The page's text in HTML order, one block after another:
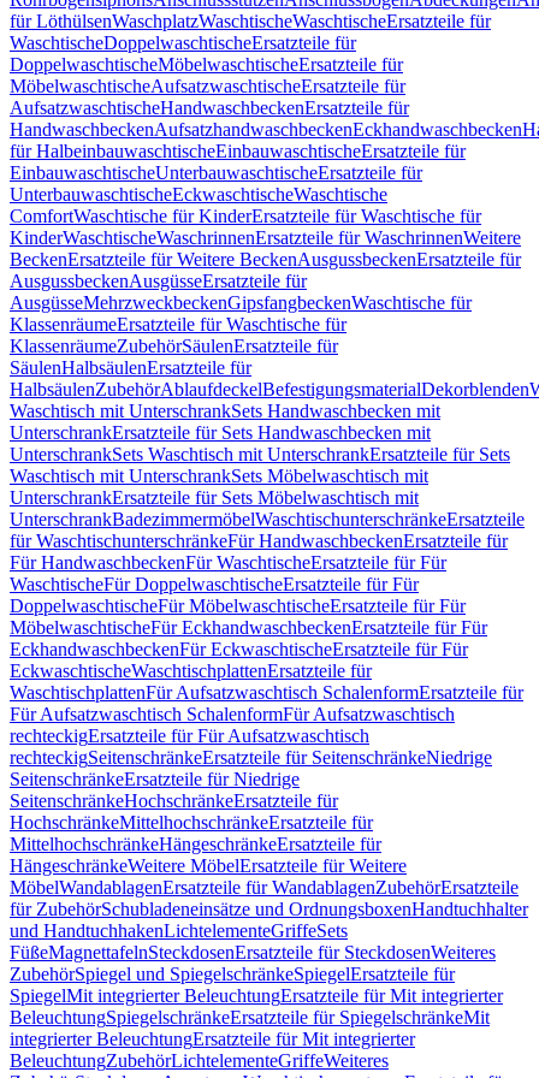
für LöthülsenWaschplatzWaschtischeWaschtischeErsatzteile für
WaschtischeDoppelwaschtischeErsatzteile für
DoppelwaschtischeMöbelwaschtischeErsatzteile für
MöbelwaschtischeAufsatzwaschtischeErsatzteile für
AufsatzwaschtischeHandwaschbeckenErsatzteile für
HandwaschbeckenAufsatzhandwaschbeckenEckhandwaschbecken
für HalbeinbauwaschtischeEinbauwaschtischeErsatzteile für
EinbauwaschtischeUnterbauwaschtischeErsatzteile für
UnterbauwaschtischeEckwaschtischeWaschtische
ComfortWaschtische für KinderErsatzteile für Waschtische für
KinderWaschtischeWaschrinnenErsatzteile für WaschrinnenWeitere
BeckenErsatzteile für Weitere BeckenAusgussbeckenErsatzteile für
AusgussbeckenAusgüsseErsatzteile für
AusgüsseMehrzweckbeckenGipsfangbeckenWaschtische für
KlassenräumeErsatzteile für Waschtische für
KlassenräumeZubehörSäulenErsatzteile für
SäulenHalbsäulenErsatzteile für
HalbsäulenZubehörAblaufdeckelBefestigungsmaterialDekorblenden
Waschtisch mit UnterschrankSets Handwaschbecken mit
UnterschrankErsatzteile für Sets Handwaschbecken mit
UnterschrankSets Waschtisch mit UnterschrankErsatzteile für Sets
Waschtisch mit UnterschrankSets Möbelwaschtisch mit
UnterschrankErsatzteile für Sets Möbelwaschtisch mit
UnterschrankBadezimmermöbelWaschtischunterschränkeErsatzteile
für WaschtischunterschränkeFür HandwaschbeckenErsatzteile für
Für HandwaschbeckenFür WaschtischeErsatzteile für Für
WaschtischeFür DoppelwaschtischeErsatzteile für Für
DoppelwaschtischeFür MöbelwaschtischeErsatzteile für Für
MöbelwaschtischeFür EckhandwaschbeckenErsatzteile für Für
EckhandwaschbeckenFür EckwaschtischeErsatzteile für Für
EckwaschtischeWaschtischplattenErsatzteile für
WaschtischplattenFür Aufsatzwaschtisch SchalenformErsatzteile für
Für Aufsatzwaschtisch SchalenformFür Aufsatzwaschtisch
rechteckigErsatzteile für Für Aufsatzwaschtisch
rechteckigSeitenschränkeErsatzteile für SeitenschränkeNiedrige
SeitenschränkeErsatzteile für Niedrige
SeitenschränkeHochschränkeErsatzteile für
HochschränkeMittelhochschränkeErsatzteile für
MittelhochschränkeHängeschränkeErsatzteile für
HängeschränkeWeitere MöbelErsatzteile für Weitere
MöbelWandablagenErsatzteile für WandablagenZubehörErsatzteile
für ZubehörSchubladeneinsätze und OrdnungsboxenHandtuchhalter
und HandtuchhakenLichtelementeGriffeSets
FüßeMagnettafelnSteckdosenErsatzteile für SteckdosenWeiteres
ZubehörSpiegel und SpiegelschränkeSpiegelErsatzteile für
SpiegelMit integrierter BeleuchtungErsatzteile für Mit integrierter
BeleuchtungSpiegelschränkeErsatzteile für SpiegelschränkeMit
integrierter BeleuchtungErsatzteile für Mit integrierter
BeleuchtungZubehörLichtelementeGriffeWeiteres